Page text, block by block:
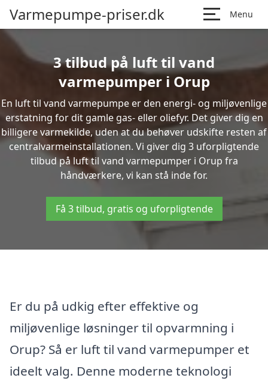
Varmepumpe-priser.dk Menu
3 tilbud på luft til vand
varmepumper i Orup
En luft til vand varmepumpe er den energi- og miljøvenlige
erstatning for dit gamle gas- eller oliefyr. Det giver dig en
billigere varmekilde, uden at du behøver udskifte resten af
centralvarmeinstallationen. Vi giver dig 3 uforpligtende
tilbud på luft til vand varmepumper i Orup fra
håndværkere, vi kan stå inde for.
Få 3 tilbud, gratis og uforpligtende
Er du på udkig efter effektive og
miljøvenlige løsninger til opvarmning i
Orup? Så er luft til vand varmepumper et
ideelt valg. Denne moderne teknologi